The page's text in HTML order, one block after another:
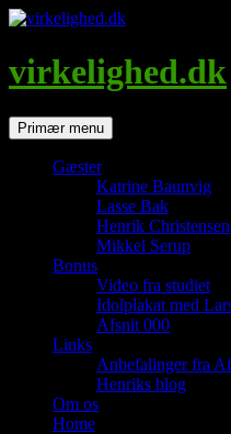
Hop
indhold
virkelighed.dk
SøgPrimær menu
Gæster
Katrine Baunvig
Lasse Bak
Henrik Christensen
Mikkel Serup
Bonus
Video fra studiet
Idolplakat med
Afsnit 000
Links
Anbefalinger fra
Henriks blog
Om os
Home